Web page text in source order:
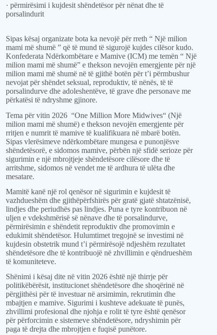
· përmirësimi i kujdesit shëndetësorpërnënat dhe të
porsalindurit
Sipas kësaj organizate bota ka nevojë për rreth “ Një milion
mami më shumë ” që të mund të sigurojë kujdes cilësor kudo.
Konfederata Ndërkombëtare e Mamive (ICM) me temën “ Një
milion mami më shumë” e thekson nevojën emergjente për një
milion mami më shumë në të gjithë botën për t’i përmbushur
nevojat përshëndet seksual, reproduktiv, të nënës, të të
porsalindurve dhe adoleshentëve, të grave dhe personave me
përkatësi të ndryshme gjinore.
Tema për vitin 2026 “One Million More Midwives“ (Një
milion mami më shumë) e thekson nevojën emergjente për
rritjen e numrit të mamive të kualifikuara në mbarë botën.
Sipas vlerësimeve ndërkombëtare mungesa e punonjësve
shëndetësorë, e sidomos mamive, përbën një sfidë serioze për
sigurimin e një mbrojtjeje shëndetësore cilësore dhe të
arritshme, sidomos në vendet me të ardhura të ulëta dhe
mesatare.
Mamitë kanë një rol qenësornë sigurimin e kujdesit të
vazhdueshëm dhe gjithëpërfshirës për gratë gjatë shtatzënisë,
lindjes dhe periudhës pas lindjes. Puna e tyre kontribuon në
uljen e vdekshmërisë së nënave dhe të porsalindurve,
përmirësimin e shëndetit reproduktiv dhe promovimin e
edukimit shëndetësor. Hulumtimet tregojnë se investimi në
kujdesin obstetrik mund t’i përmirësojë ndjeshëm rezultatet
shëndetësore dhe të kontribuojë në zhvillimin e qëndrueshëm
të komuniteteve.
Shënimi i kësaj dite në vitin 2026 është një thirrje për
politikëbërësit, institucionet shëndetësore dhe shoqërinë në
përgjithësi për të investuar në arsimimin, rekrutimin dhe
mbajtjen e mamive. Sigurimi i kushteve adekuate të punës,
zhvillimi profesional dhe njohja e rolit të tyre është qenësor
përpërforcimin e sistemeve shëndetësore, ndryshimin për
paga të drejta dhe mbrojtjen e fuqisë punëtore.